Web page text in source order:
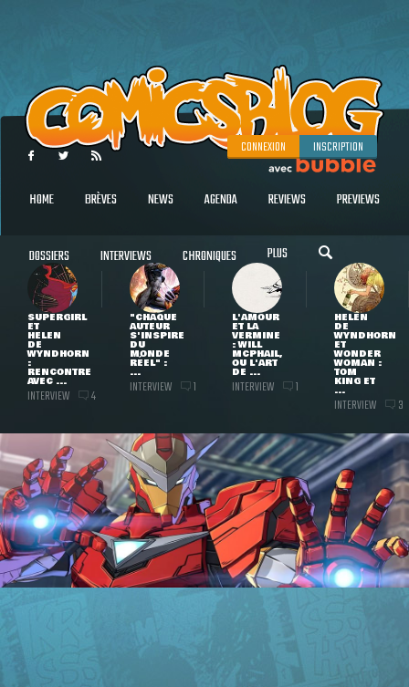
CONNEXION INSCRIPTION
HOME BRÈVES NEWS AGENDA REVIEWS PREVIEWS
DOSSIERS INTERVIEWS CHRONIQUES PLUS
SUPERGIRL
ET
HELEN
DE
WYNDHORN
:
RENCONTRE
AVEC ...
INTERVIEW 4
"CHAQUE
AUTEUR
S'INSPIRE
DU
MONDE
RÉEL" :
...
INTERVIEW 1
L'AMOUR
ET LA
VERMINE
: WILL
MCPHAIL,
OU L'ART
DE ...
INTERVIEW 1
HELEN
DE
WYNDHORN
ET
WONDER
WOMAN :
TOM
KING ET
...
INTERVIEW 3